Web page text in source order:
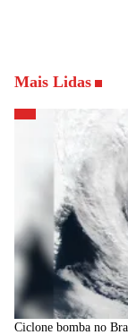
Mais Lidas
Ciclone bomba no